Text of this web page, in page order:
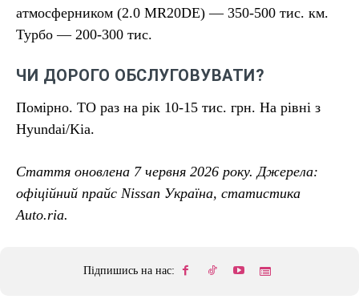
атмосферником (2.0 MR20DE) — 350-500 тис. км.
Турбо — 200-300 тис.
ЧИ ДОРОГО ОБСЛУГОВУВАТИ?
Помірно. ТО раз на рік 10-15 тис. грн. На рівні з
Hyundai/Kia.
Стаття оновлена 7 червня 2026 року. Джерела:
офіційний прайс Nissan Україна, статистика
Auto.ria.
Підпишись на нас: